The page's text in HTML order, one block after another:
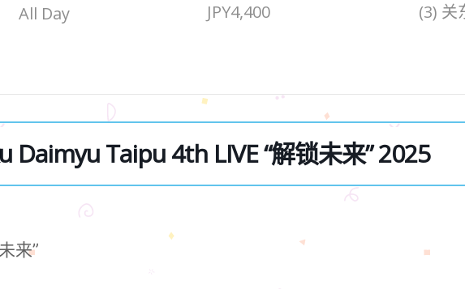
All Day JPY4,400 (3) 关
Daimyu Taipu 4th LIVE “解锁未来” 2025
来”